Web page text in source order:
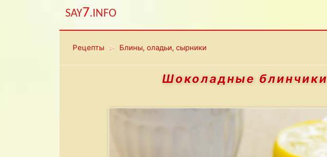
SAY7.INFO
Рецепты Блины, оладьи, сырники
Шоколадные блинчики